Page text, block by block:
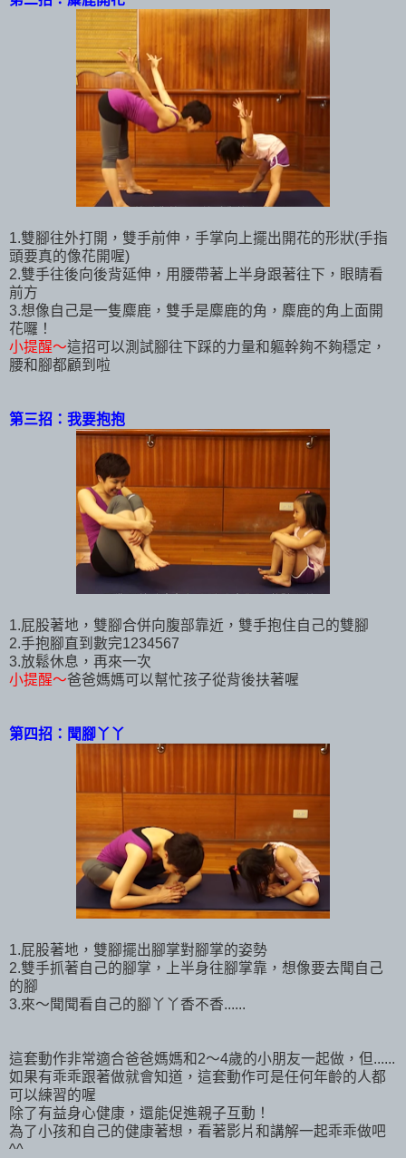
1.雙腳往外打開，雙手前伸，手掌向上擺出開花的形狀(手指
頭要真的像花開喔)
2.雙手往後向後背延伸，用腰帶著上半身跟著往下，眼睛看
前方
3.想像自己是一隻麋鹿，雙手是麋鹿的角，麋鹿的角上面開
花囉！
小提醒～這招可以測試腳往下踩的力量和軀幹夠不夠穩定，
腰和腳都顧到啦
第三招：我要抱抱
1.屁股著地，雙腳合併向腹部靠近，雙手抱住自己的雙腳
2.手抱腳直到數完1234567
3.放鬆休息，再來一次
小提醒～爸爸媽媽可以幫忙孩子從背後扶著喔
第四招：聞腳丫丫
1.屁股著地，雙腳擺出腳掌對腳掌的姿勢
2.雙手抓著自己的腳掌，上半身往腳掌靠，想像要去聞自己
的腳
3.來～聞聞看自己的腳丫丫香不香......
這套動作非常適合爸爸媽媽和2～4歲的小朋友一起做，但......
如果有乖乖跟著做就會知道，這套動作可是任何年齡的人都
可以練習的喔
除了有益身心健康，還能促進親子互動！
為了小孩和自己的健康著想，看著影片和講解一起乖乖做吧
^^